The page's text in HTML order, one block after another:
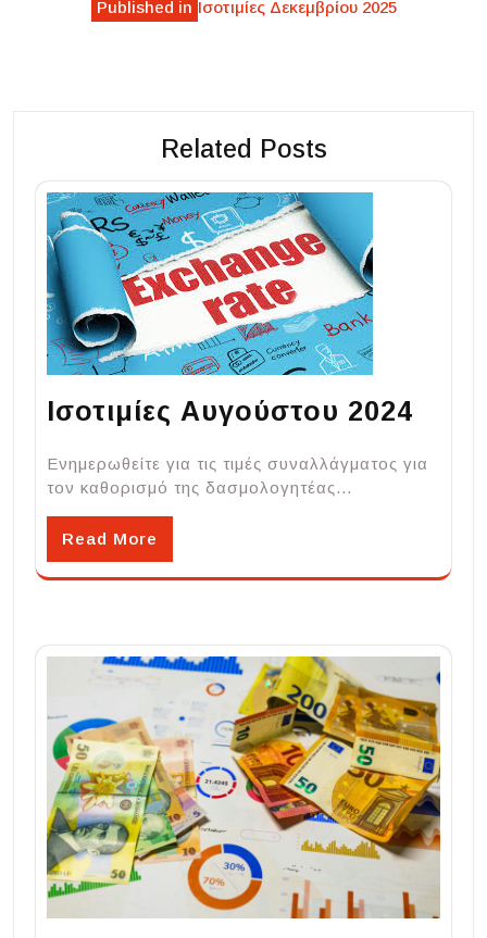
navigation
Published in Ισοτιμίες Δεκεμβρίου 2025
Related Posts
Ισοτιμίες Αυγούστου 2024
Ενημερωθείτε για τις τιμές συναλλάγματος για
τον καθορισμό της δασμολογητέας…
Read More